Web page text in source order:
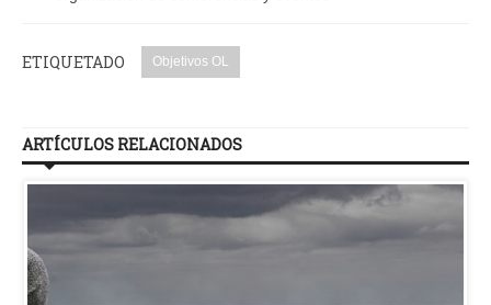
ETIQUETADO Objetivos OL
ARTÍCULOS RELACIONADOS